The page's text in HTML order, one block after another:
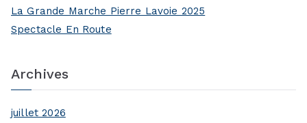
La Grande Marche Pierre Lavoie 2025
Spectacle En Route
Archives
juillet 2026